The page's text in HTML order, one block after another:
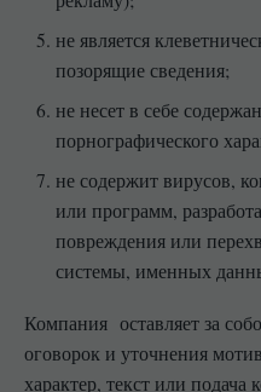
не является
позорящие сведения;
не несет в себе
порнографического
не содержит вирусов,
или программ,
повреждения или
системы, именных
Компания оставляет за
оговорок и уточнения
характер, текст или подача